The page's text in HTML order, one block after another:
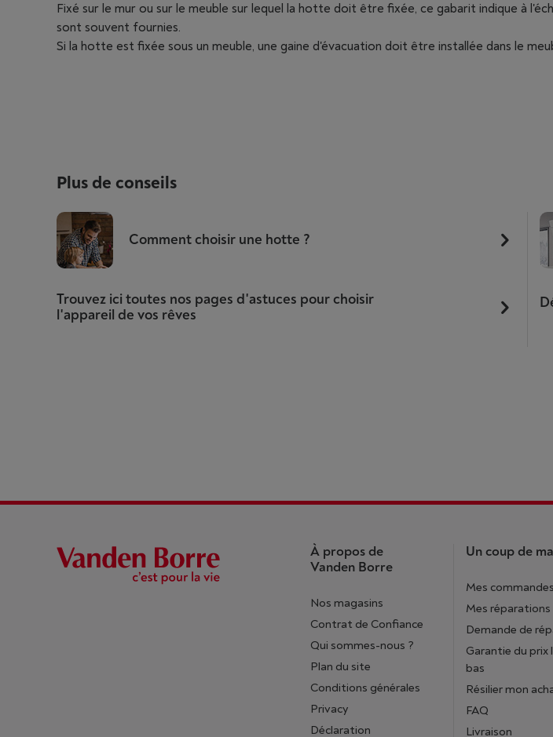
Fixé sur le mur ou sur le meuble sur lequel la hotte doit être fixée, ce gabarit indique à
sont souvent fournies.
Si la hotte est fixée sous un meuble, une gaine d'évacuation doit être installée dans le
Plus de conseils
Comment choisir une hotte ?
Trouvez ici toutes nos pages d'astuces pour choisir
l'appareil de vos rêves
À propos de
Vanden Borre
Nos magasins
Contrat de Confiance
Qui sommes-nous ?
Plan du site
Conditions générales
Privacy
Déclaration
Un coup de
Mes commandes
Mes réparations
Demande de
Garantie du prix
bas
Résilier mon
FAQ
Livraison